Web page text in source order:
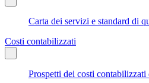
Carta dei servizi e standard di
Costi contabilizzati
Prospetti dei costi